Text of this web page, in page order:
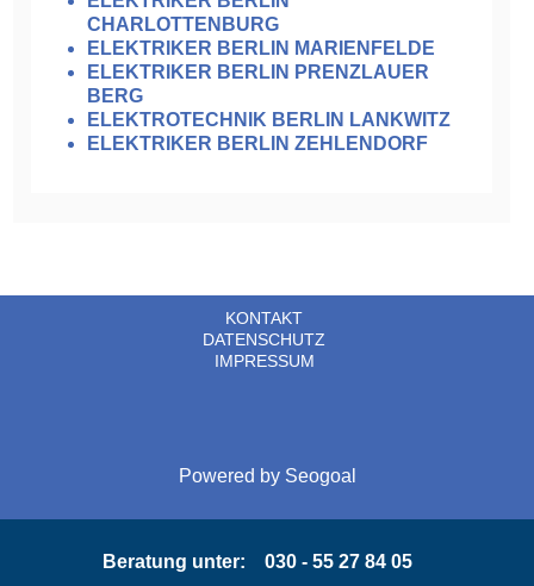
CHARLOTTENBURG
ELEKTRIKER BERLIN MARIENFELDE
ELEKTRIKER BERLIN PRENZLAUER
BERG
ELEKTROTECHNIK BERLIN LANKWITZ
ELEKTRIKER BERLIN ZEHLENDORF
KONTAKT
DATENSCHUTZ
IMPRESSUM
Powered by Seogoal
Beratung unter: 030 - 55 27 84 05